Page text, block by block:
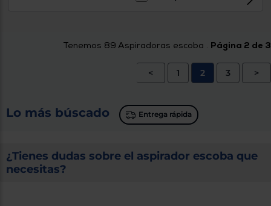
Tenemos 89 Aspiradoras escoba . Página 2 de 3
< 1 2 3 >
Lo más búscado Entrega rápida
¿Tienes dudas sobre el aspirador escoba que
necesitas?